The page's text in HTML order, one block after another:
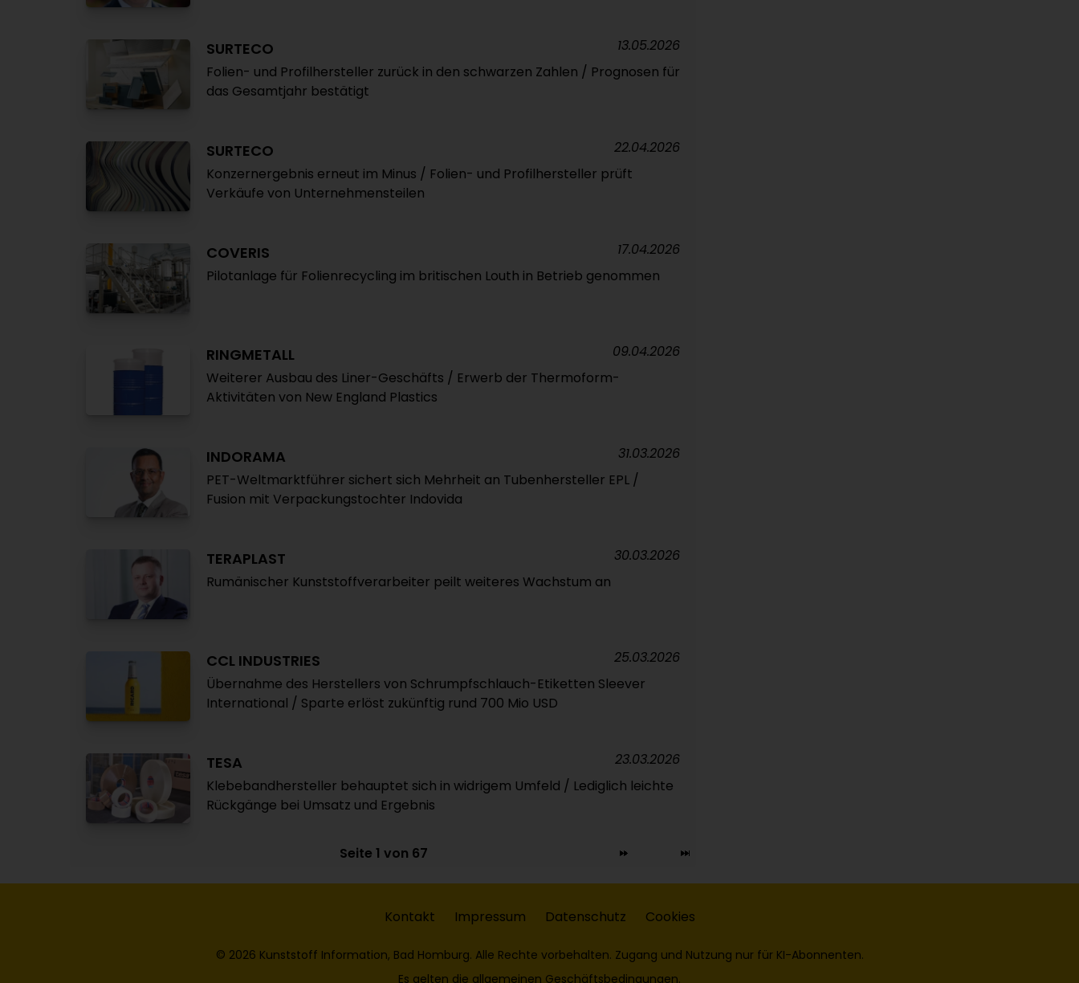
SURTECO
Folien- und Profilhersteller zurück in den schwarzen Zahlen / Prognosen für
das Gesamtjahr bestätigt
13.05.2026
SURTECO
Konzernergebnis erneut im Minus / Folien- und Profilhersteller prüft
Verkäufe von Unternehmensteilen
22.04.2026
COVERIS
Pilotanlage für Folienrecycling im britischen Louth in Betrieb genommen
17.04.2026
RINGMETALL
Weiterer Ausbau des Liner-Geschäfts / Erwerb der Thermoform-
Aktivitäten von New England Plastics
09.04.2026
INDORAMA
PET-Weltmarktführer sichert sich Mehrheit an Tubenhersteller EPL /
Fusion mit Verpackungstochter Indovida
31.03.2026
TERAPLAST
Rumänischer Kunststoffverarbeiter peilt weiteres Wachstum an
30.03.2026
CCL INDUSTRIES
Übernahme des Herstellers von Schrumpfschlauch-Etiketten Sleever
International / Sparte erlöst zukünftig rund 700 Mio USD
25.03.2026
TESA
Klebebandhersteller behauptet sich in widrigem Umfeld / Lediglich leichte
Rückgänge bei Umsatz und Ergebnis
23.03.2026
Seite 1 von 67
Kontakt Impressum Datenschutz Cookies
© 2026 Kunststoff Information, Bad Homburg. Alle Rechte vorbehalten. Zugang und Nutzung nur für KI-Abonnenten.
Es gelten die allgemeinen Geschäftsbedingungen.